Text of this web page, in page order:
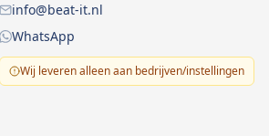
info@beat-it.nl
WhatsApp
Wij leveren alleen aan bedrijven/instellingen